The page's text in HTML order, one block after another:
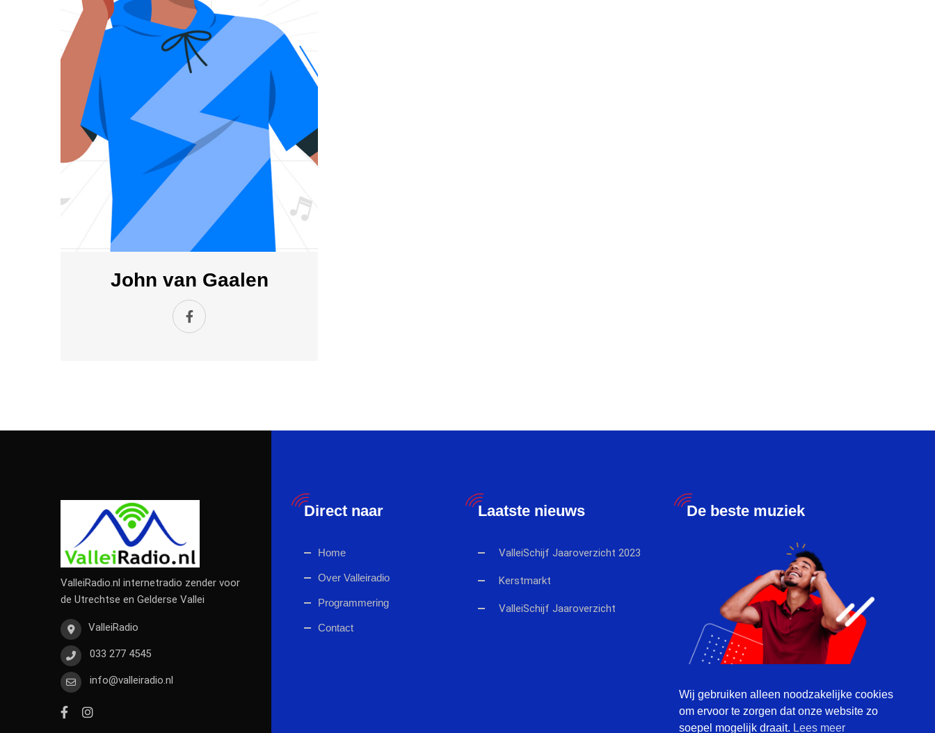
John van Gaalen
ValleiRadio.nl internetradio zender voor
de Utrechtse en Gelderse Vallei
ValleiRadio
033 277 4545
info@valleiradio.nl
Direct naar
Home
Over Valleiradio
Programmering
Contact
Laatste nieuws
ValleiSchijf Jaaroverzicht 2023
Kerstmarkt
ValleiSchijf Jaaroverzicht
De beste muziek
Wij gebruiken alleen noodzakelijke cookies
om ervoor te zorgen dat onze website zo
soepel mogelijk draait. Lees meer